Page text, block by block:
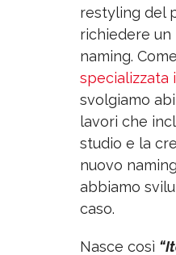
restyling del
richiedere
naming. Come
specializzata
svolgiamo
lavori che
studio e la
nuovo
abbiamo
caso.
Nasce così